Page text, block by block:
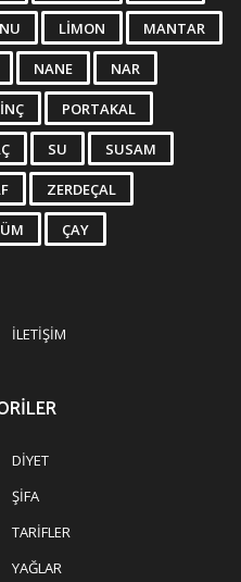
LIMON MANTAR
NANE NAR
PORTAKAL
SU SUSAM
ZERDEÇAL
ÇAY
İLETIŞIM
DIYET
ŞIFA
TARIFLER
YAĞLAR